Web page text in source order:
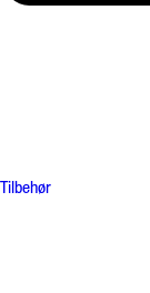
Tilbehør